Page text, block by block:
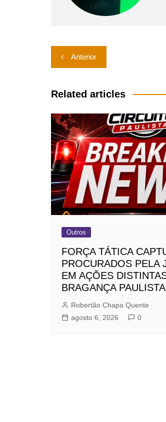
Navegação
de
Post
Anterior
Related articles
Outros
FORÇA TÁTICA
PROCURADOS PELA
EM AÇÕES
BRAGANÇA PAULISTA
Robertão Chapa Quente
agosto 6, 2026
0